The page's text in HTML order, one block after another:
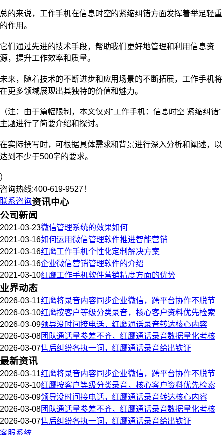
总的来说，工作手机在信息时空的紧缩纠错方面发挥着举足轻重
的作用。
它们通过先进的技术手段，帮助我们更好地管理和利用信息资
源，提升工作效率和质量。
未来，随着技术的不断进步和应用场景的不断拓展，工作手机将
在更多领域展现出其独特的价值和魅力。
（注：由于篇幅限制，本文仅对“工作手机：信息时空 紧缩纠错”
主题进行了简要介绍和探讨。
在实际撰写时，可根据具体需求和背景进行深入分析和阐述，以
达到不少于500字的要求。
）
咨询热线:400-619-9527！
联系咨询资讯中心
公司新闻
2021-03-23微信管理系统的效果如何
2021-03-16如何运用微信管理软件推进智能营销
2021-03-16红鹰工作手机个性化定制解决方案
2021-03-16企业微信营销管理软件的介绍
2021-03-10红鹰工作手机软件营销精度方面的优势
业界动态
2026-03-11红鹰将录音内容同步企业微信，跨平台协作不脱节
2026-03-10红鹰按客户等级分类录音，核心客户资料优先检索
2026-03-09领导没时间接电话，红鹰通话录音转达核心内容
2026-03-08团队通话量参差不齐，红鹰通话录音数据量化考核
2026-03-07售后纠纷各执一词，红鹰通话录音给出铁证
最新资讯
2026-03-11红鹰将录音内容同步企业微信，跨平台协作不脱节
2026-03-10红鹰按客户等级分类录音，核心客户资料优先检索
2026-03-09领导没时间接电话，红鹰通话录音转达核心内容
2026-03-08团队通话量参差不齐，红鹰通话录音数据量化考核
2026-03-07售后纠纷各执一词，红鹰通话录音给出铁证
客服系统